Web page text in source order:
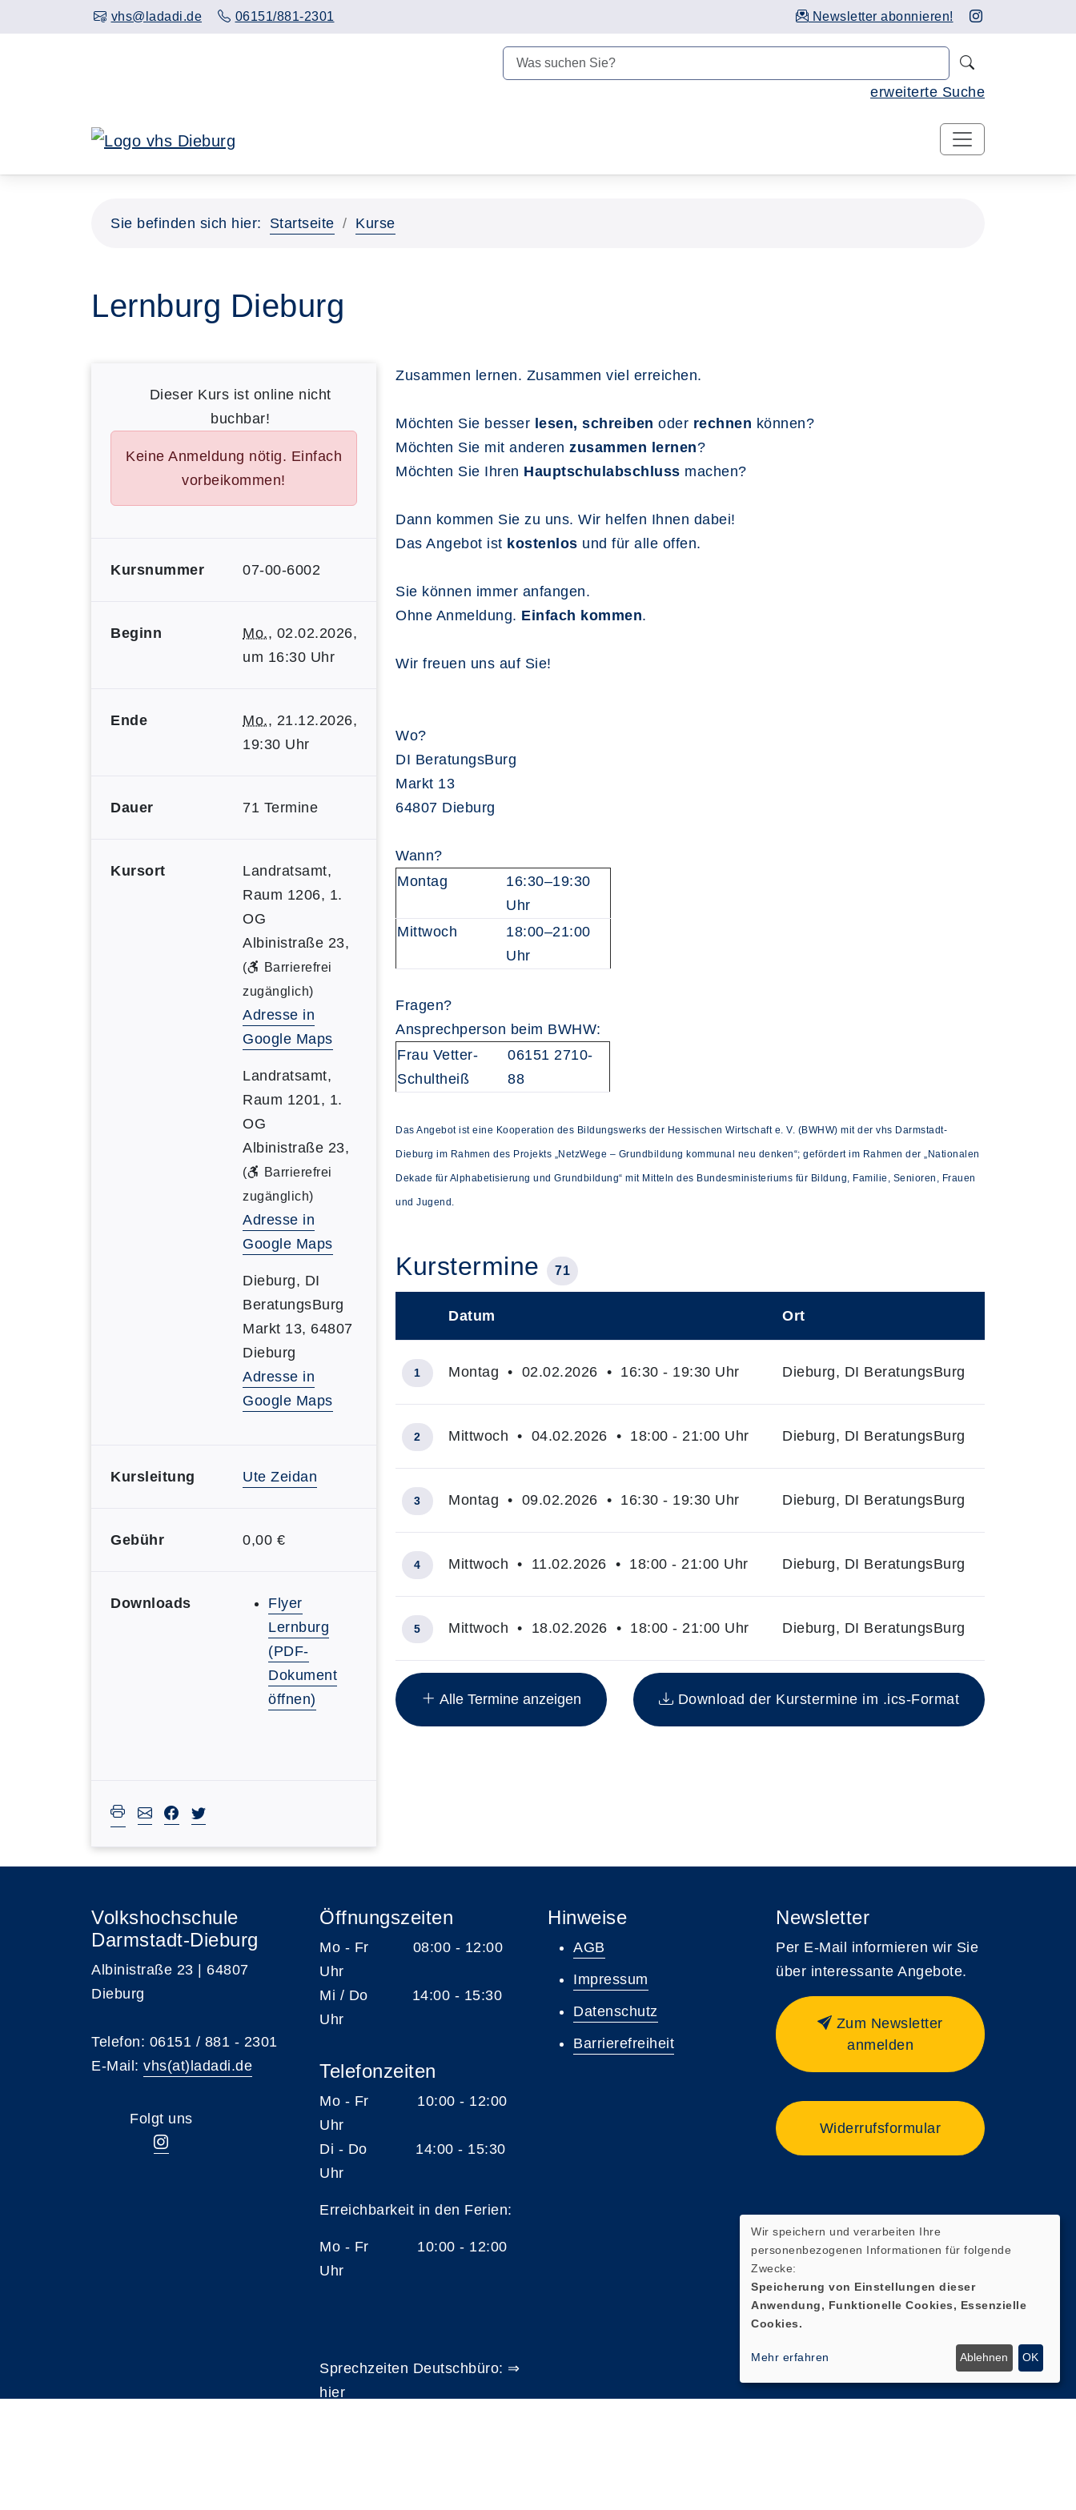
vhs@ladadi.de 06151/881-2301 Newsletter abonnieren!
erweiterte Suche
Hauptinhalt anspringen
Sie befinden sich hier: Startseite Kurse
Lernburg Dieburg
Dieser Kurs ist online nicht
buchbar!
Keine Anmeldung nötig. Einfach
vorbeikommen!
Kursnummer 07-00-6002
Beginn Mo., 02.02.2026,
um 16:30 Uhr
Ende Mo., 21.12.2026,
19:30 Uhr
Dauer 71 Termine
Kursort
Landratsamt,
Raum 1206, 1.
OG
Albinistraße 23,
(
Barrierefrei
zugänglich)
Adresse in
Google Maps
Landratsamt,
Raum 1201, 1.
OG
Albinistraße 23,
(
Barrierefrei
zugänglich)
Adresse in
Google Maps
Dieburg, DI
BeratungsBurg
Markt 13, 64807
Dieburg
Adresse in
Google Maps
Kursleitung Ute Zeidan
Gebühr 0,00 €
Downloads
Flyer
Lernburg
(PDF-
Dokument
öffnen)
Zusammen lernen. Zusammen viel erreichen.
Möchten Sie besser lesen, schreiben oder rechnen können?
Möchten Sie mit anderen zusammen lernen?
Möchten Sie Ihren Hauptschulabschluss machen?
Dann kommen Sie zu uns. Wir helfen Ihnen dabei!
Das Angebot ist kostenlos und für alle offen.
Sie können immer anfangen.
Ohne Anmeldung. Einfach kommen.
Wir freuen uns auf Sie!
Wo?
DI BeratungsBurg
Markt 13
64807 Dieburg
Wann?
Montag
16:30–19:30
Uhr
Mittwoch
18:00–21:00
Uhr
Fragen?
Ansprechperson beim BWHW:
Frau Vetter-
Schultheiß
06151 2710-
88
Das Angebot ist eine Kooperation des Bildungswerks der Hessischen Wirtschaft e. V. (BWHW) mit der vhs Darmstadt-
Dieburg im Rahmen des Projekts „NetzWege – Grundbildung kommunal neu denken“; gefördert im Rahmen der „Nationalen
Dekade für Alphabetisierung und Grundbildung“ mit Mitteln des Bundesministeriums für Bildung, Familie, Senioren, Frauen
und Jugend.
Kurstermine 71
Insgesamt gibt es 71 Termine zum diesen Kurs
Datum Ort
1 Montag • 02.02.2026 • 16:30 - 19:30 Uhr Dieburg, DI BeratungsBurg
2 Mittwoch • 04.02.2026 • 18:00 - 21:00 Uhr Dieburg, DI BeratungsBurg
3 Montag • 09.02.2026 • 16:30 - 19:30 Uhr Dieburg, DI BeratungsBurg
4 Mittwoch • 11.02.2026 • 18:00 - 21:00 Uhr Dieburg, DI BeratungsBurg
5 Mittwoch • 18.02.2026 • 18:00 - 21:00 Uhr Dieburg, DI BeratungsBurg
Alle Termine anzeigen Download der Kurstermine im .ics-Format
Volkshochschule
Darmstadt-Dieburg
Albinistraße 23 | 64807
Dieburg
Telefon: 06151 / 881 - 2301
E-Mail: vhs(at)ladadi.de
Folgt uns
Öffnungszeiten
Mo - Fr 08:00 - 12:00
Uhr
Mi / Do 14:00 - 15:30
Uhr
Telefonzeiten
Mo - Fr 10:00 - 12:00
Uhr
Di - Do 14:00 - 15:30
Uhr
Erreichbarkeit in den Ferien:
Mo - Fr 10:00 - 12:00
Uhr
Sprechzeiten Deutschbüro: ⇒
hier
Hinweise
AGB
Impressum
Datenschutz
Barrierefreiheit
Newsletter
Per E-Mail informieren wir Sie
über interessante Angebote.
Zum Newsletter
anmelden
Widerrufsformular
Wir speichern und verarbeiten Ihre
personenbezogenen Informationen für folgende
Zwecke:
Speicherung von Einstellungen dieser
Anwendung, Funktionelle Cookies, Essenzielle
Cookies.
Mehr erfahren Ablehnen OK